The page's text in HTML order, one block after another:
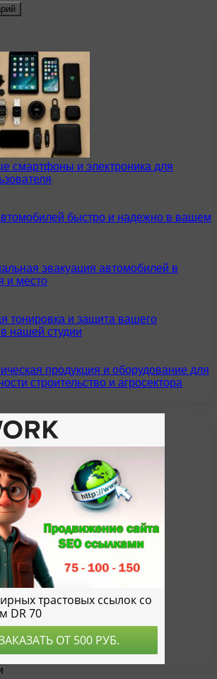
смартфоны и электроника для
быстро и надежно в вашем
эвакуация автомобилей в
и место
тонировка и защита вашего
нашей студии
продукция и оборудование для
строительство и агросектора